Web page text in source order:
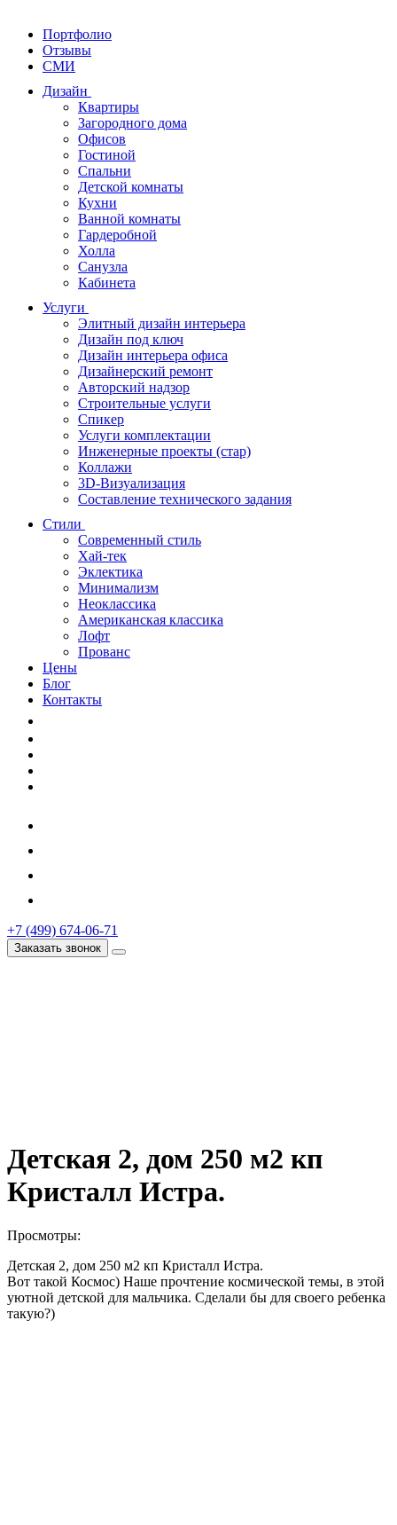
Портфолио
Отзывы
СМИ
Дизайн
Квартиры
Загородного дома
Офисов
Гостиной
Спальни
Детской комнаты
Кухни
Ванной комнаты
Гардеробной
Холла
Санузла
Кабинета
Услуги
Элитный дизайн интерьера
Дизайн под ключ
Дизайн интерьера офиса
Дизайнерский ремонт
Авторский надзор
Строительные услуги
Спикер
Услуги комплектации
Инженерные проекты (стар)
Коллажи
3D-Визуализация
Составление технического задания
Стили
Современный стиль
Хай-тек
Эклектика
Минимализм
Неоклассика
Американская классика
Лофт
Прованс
Цены
Блог
Контакты
+7 (499) 674-06-71
Заказать звонок
Детская 2, дом 250 м2 кп
Кристалл Истра.
Просмотры:
Детская 2, дом 250 м2 кп Кристалл Истра.
Вот такой Космос) Наше прочтение космической темы, в этой
уютной детской для мальчика. Сделали бы для своего ребенка
такую?)